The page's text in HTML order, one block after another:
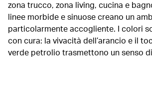
zona trucco, zona living, cucina e
linee morbide e sinuose creano un
particolarmente accogliente. I colori
con cura: la vivacità dell’arancio e il
verde petrolio trasmettono un senso